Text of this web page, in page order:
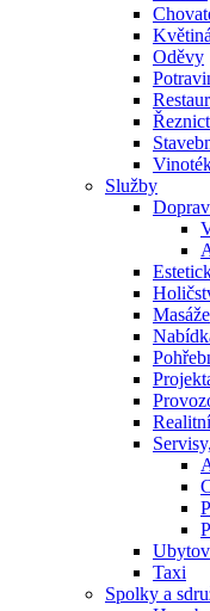
Oděvy
Služby
Masáže
Taxi
Spolky a